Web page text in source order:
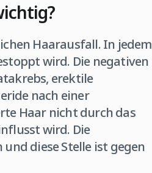
Haarausfall. In jedem
wird. Die negativen
erektile
nach einer
Haar nicht durch das
wird. Die
diese Stelle ist gegen